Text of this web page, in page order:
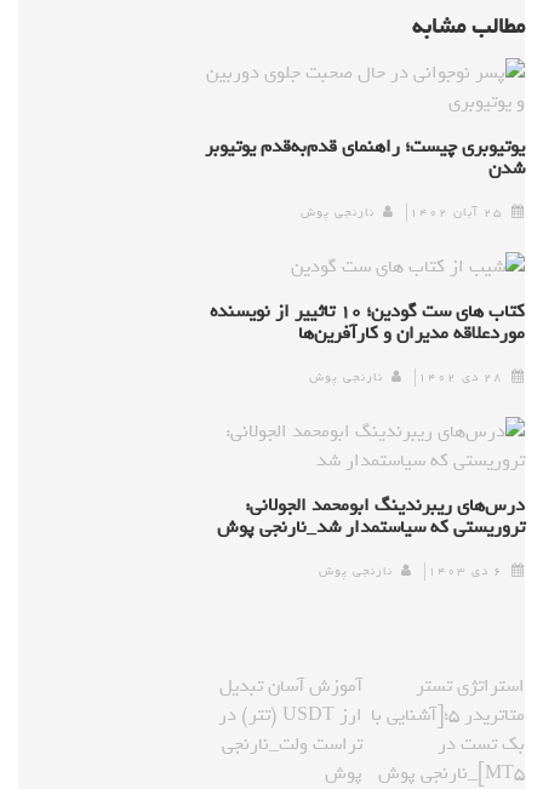
مطالب مشابه
یوتیوبری چیست؛ راهنمای قدم‌به‌قدم یوتیوبر
شدن
۲۵ آبان ۱۴۰۲ نارنجی پوش
کتاب های ست گودین؛ ۱۰ تاثییر از نویسنده
موردعلاقه مدیران و کارآفرین‌ها
۲۸ دی ۱۴۰۲ نارنجی پوش
درس‌های ریبرندینگ ابومحمد الجولانی:
تروریستی که سیاستمدار شد_نارنجی پوش
۶ دی ۱۴۰۳ نارنجی پوش
آموزش آسان تبدیل
ارز USDT (تتر) در
تراست ولت_نارنجی
پوش
استراتژی تستر
متاتریدر ۵؛[آشنایی با
بک تست در
MT۵]_نارنجی پوش